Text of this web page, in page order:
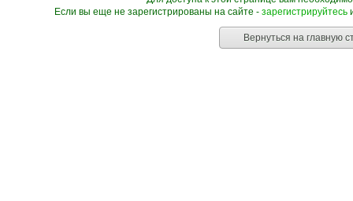
Если вы еще не зарегистрированы на сайте - зарегистрируйтесь
Вернуться на главную